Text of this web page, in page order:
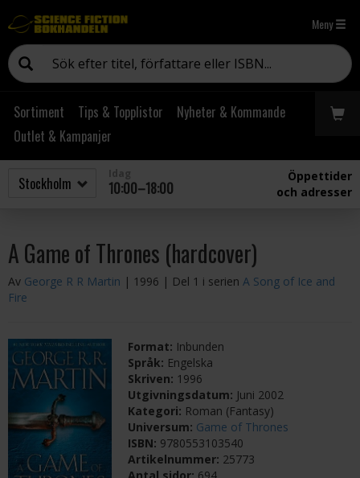
Meny
Sortiment Tips & Topplistor
Nyheter & Kommande
Outlet & Kampanjer
10:00–18:00
Öppettider
och adresser
A Game of Thrones (hardcover)
Av George R R Martin | 1996 | Del 1 i serien A Song of Ice and
Fire
Format: Inbunden
Språk: Engelska
Skriven: 1996
Utgivningsdatum: Juni 2002
Kategori: Roman (Fantasy)
Universum: Game of Thrones
ISBN: 9780553103540
Artikelnummer: 25773